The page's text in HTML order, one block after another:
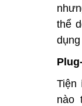
thể
Tiện
nào